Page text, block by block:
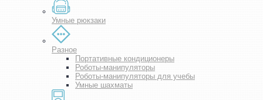
Умные рюкзаки
Разное
Портативные кондиционеры
Роботы-манипуляторы
Роботы-манипуляторы для учебы
Умные шахматы